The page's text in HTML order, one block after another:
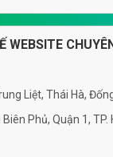
WEBSITE
Liệt, Thái Hà,
Phủ, Quận 1, TP.